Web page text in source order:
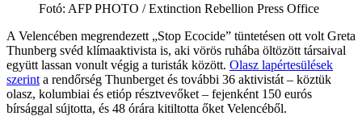
Fotó: AFP PHOTO / Extinction Rebellion Press Office
A Velencében megrendezett „Stop Ecocide” tüntetésen ott volt Greta
Thunberg svéd klímaaktivista is, aki vörös ruhába öltözött társaival
együtt lassan vonult végig a turisták között. Olasz lapértesülések
szerint a rendőrség Thunberget és további 36 aktivistát – köztük
olasz, kolumbiai és etióp résztvevőket – fejenként 150 eurós
bírsággal sújtotta, és 48 órára kitiltotta őket Velencéből.